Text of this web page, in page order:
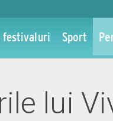
festivaluri Sport
lui